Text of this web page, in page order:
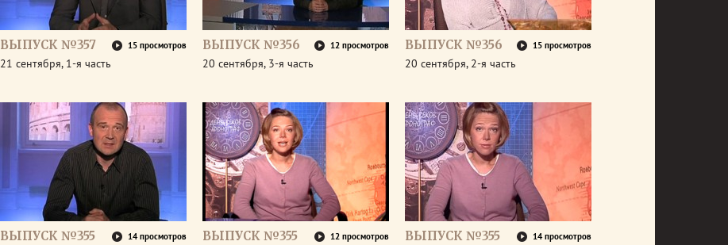
ВЫПУСК №357 15 просмотров
21 сентября, 1-я часть
ВЫПУСК №356 12 просмотров
20 сентября, 3-я часть
ВЫПУСК №356 15 просмотров
20 сентября, 2-я часть
ВЫПУСК №355 14 просмотров ВЫПУСК №355 12 просмотров ВЫПУСК №355 14 просмотров